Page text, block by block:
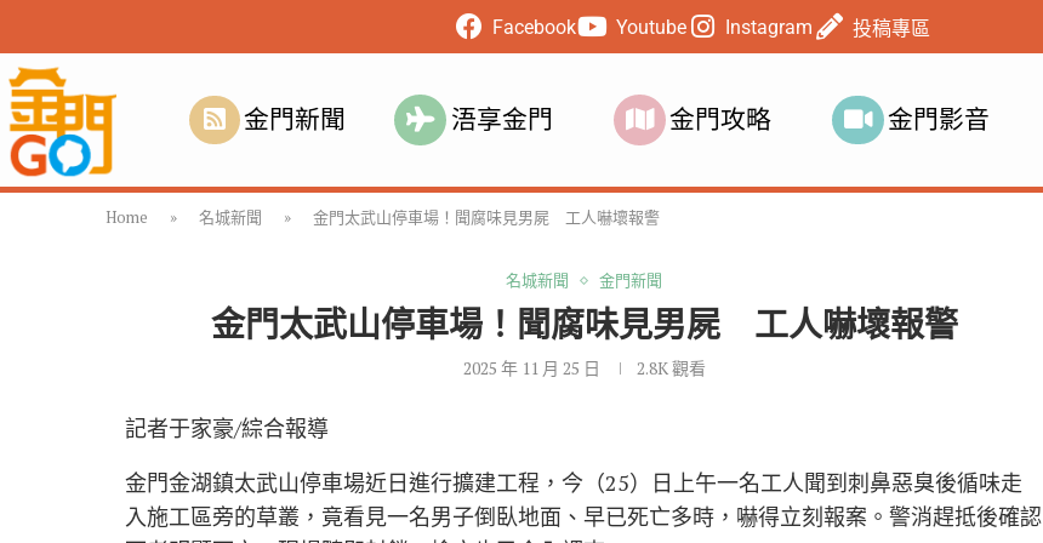
Facebook Youtube Instagram 投稿專區
金門新聞 浯享金門 金門攻略 金門影音
Home » 名城新聞 » 金門太武山停車場！聞腐味見男屍 工人嚇壞報警
名城新聞 金門新聞
金門太武山停車場！聞腐味見男屍 工人嚇壞報警
2025 年 11 月 25 日 2.8K觀看
記者于家豪/綜合報導
金門金湖鎮太武山停車場近日進行擴建工程，今（25）日上午一名工人聞到刺鼻惡臭後循味走
入施工區旁的草叢，竟看見一名男子倒臥地面、早已死亡多時，嚇得立刻報案。警消趕抵後確認